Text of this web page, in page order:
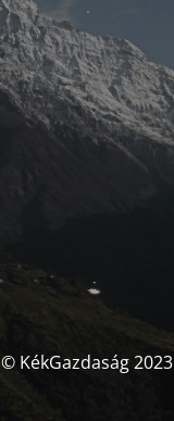
© KékGazdaság 2023